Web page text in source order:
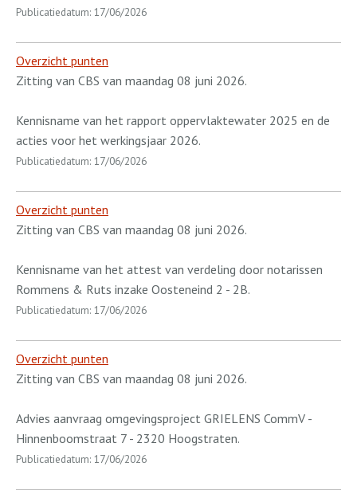
Publicatiedatum: 17/06/2026
Overzicht punten
Zitting van CBS van maandag 08 juni 2026.
Kennisname van het rapport oppervlaktewater 2025 en de
acties voor het werkingsjaar 2026.
Publicatiedatum: 17/06/2026
Overzicht punten
Zitting van CBS van maandag 08 juni 2026.
Kennisname van het attest van verdeling door notarissen
Rommens & Ruts inzake Oosteneind 2 - 2B.
Publicatiedatum: 17/06/2026
Overzicht punten
Zitting van CBS van maandag 08 juni 2026.
Advies aanvraag omgevingsproject GRIELENS CommV -
Hinnenboomstraat 7 - 2320 Hoogstraten.
Publicatiedatum: 17/06/2026